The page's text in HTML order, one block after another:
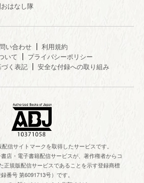
はなし隊
い合わせ
利用規約
いて
プライバシーポリシー
く表記
安全な付録への取り組み
信サイトマークを取得したサービスです。
店・電子書籍配信サービスが、著作権者からコ
正規版配信サービスであることを示す登録商標
録番号 第6091713号）です。